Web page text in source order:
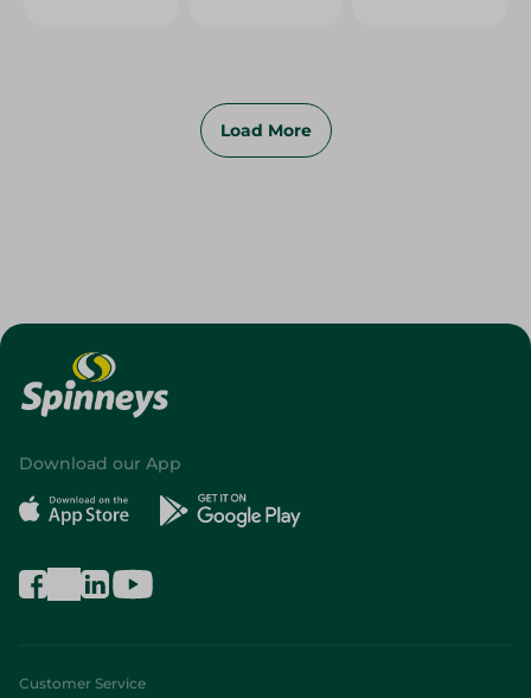
Load More
Download our App
Customer Service